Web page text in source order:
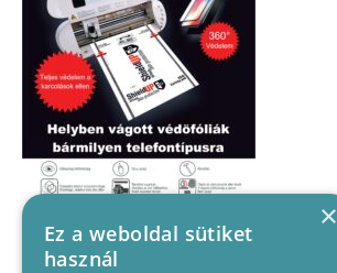
×
Ez a weboldal sütiket
használ